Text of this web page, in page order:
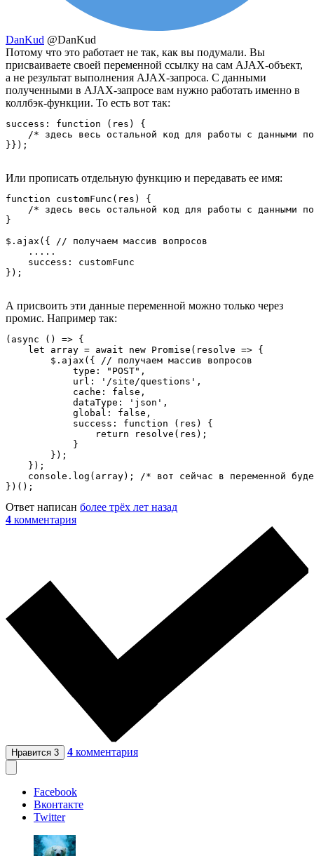
DanKud @DanKud
Потому что это работает не так, как вы подумали. Вы
присваиваете своей переменной ссылку на сам AJAX-объект,
а не результат выполнения AJAX-запроса. С данными
полученными в AJAX-запросе вам нужно работать именно в
коллбэк-функции. То есть вот так:
success: function (res) {
/* здесь весь остальной код для работы с данными
}});
Или прописать отдельную функцию и передавать ее имя:
function customFunc(res) {
/* здесь весь остальной код для работы с данными
}
$.ajax({ // получаем массив вопросов
    .....
    success: customFunc
});
А присвоить эти данные переменной можно только через
промис. Например так:
(async () => {
    let array = await new Promise(resolve => {
        $.ajax({ // получаем массив вопросов
            type: "POST",
            url: '/site/questions',
            cache: false,
            dataType: 'json',
            global: false,
            success: function (res) {
                return resolve(res);
            }
        });
    });
console.log(array); /* вот сейчас в переменной
})();
Ответ написан более трёх лет назад
4 комментария
Нравится 3 4 комментария
Facebook
Вконтакте
Twitter